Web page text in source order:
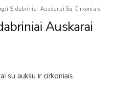
Sidabriniai Auskarai Su Cirkoniais
Auskarai
su auksu ir cirkoniais.